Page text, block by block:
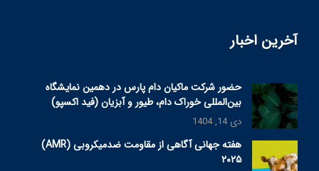
آخرین اخبار
حضور شرکت ماکیان دام پارس در دهمین نمایشگاه
بین‌المللی خوراک دام، طیور و آبزیان (فید اکسپو)
دی 14, 1404
هفته جهانی آگاهی از مقاومت ضدمیکروبی (AMR)
۲۰۲۵